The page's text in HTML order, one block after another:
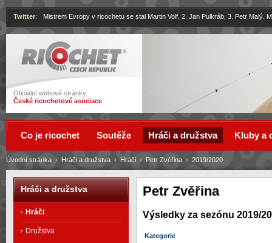
Ricochet
Oficiální webové stránky
České ricochetové asociace
Twitter: Mistrem Evropy v ricochetu se stal Martin Volf. 2. Jan Pulkráb, 3. Petr Malý.
Petr Zvěřina
Výsledky za sezónu 2019/
Kategorie
Úvodní stránka › Hráči a družstva › Hráči › Petr Zvěřina › 2019/2020
Co je ricochet Soutěže Hráči a družstva Kluby a
Hráči a družstva
Hráči
Družstva